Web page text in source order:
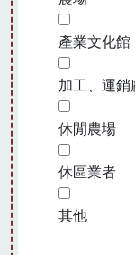
產業文化館
加工、運銷
休閒農場
休區業者
其他